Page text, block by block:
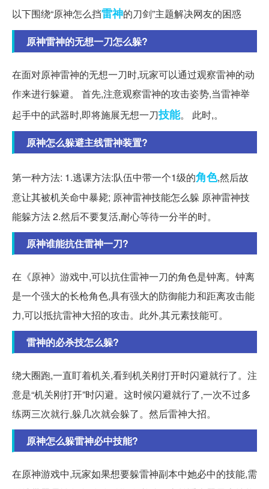
以下围绕“原神怎么挡雷神的刀剑”主题解决网友的困惑
原神雷神的无想一刀怎么躲?
在面对原神雷神的无想一刀时,玩家可以通过观察雷神的动
作来进行躲避。 首先,注意观察雷神的攻击姿势,当雷神举
起手中的武器时,即将施展无想一刀技能。 此时,。
原神怎么躲避主线雷神装置?
第一种方法: 1.逃课方法:队伍中带一个1级的角色,然后故
意让其被机关命中暴毙; 原神雷神技能怎么躲 原神雷神技
能躲方法 2.然后不要复活,耐心等待一分半的时。
原神谁能抗住雷神一刀?
在《原神》游戏中,可以抗住雷神一刀的角色是钟离。钟离
是一个强大的长枪角色,具有强大的防御能力和距离攻击能
力,可以抵抗雷神大招的攻击。此外,其元素技能可。
雷神的必杀技怎么躲?
绕大圈跑,一直盯着机关,看到机关刚打开时闪避就行了。注
意是“机关刚打开”时闪避。这时候闪避就行了,一次不过多
练两三次就行,躲几次就会躲了。然后雷神大招。
原神怎么躲雷神必中技能?
在原神游戏中,玩家如果想要躲雷神副本中她必中的技能,需